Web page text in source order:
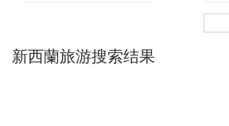
新西蘭旅游搜索结果